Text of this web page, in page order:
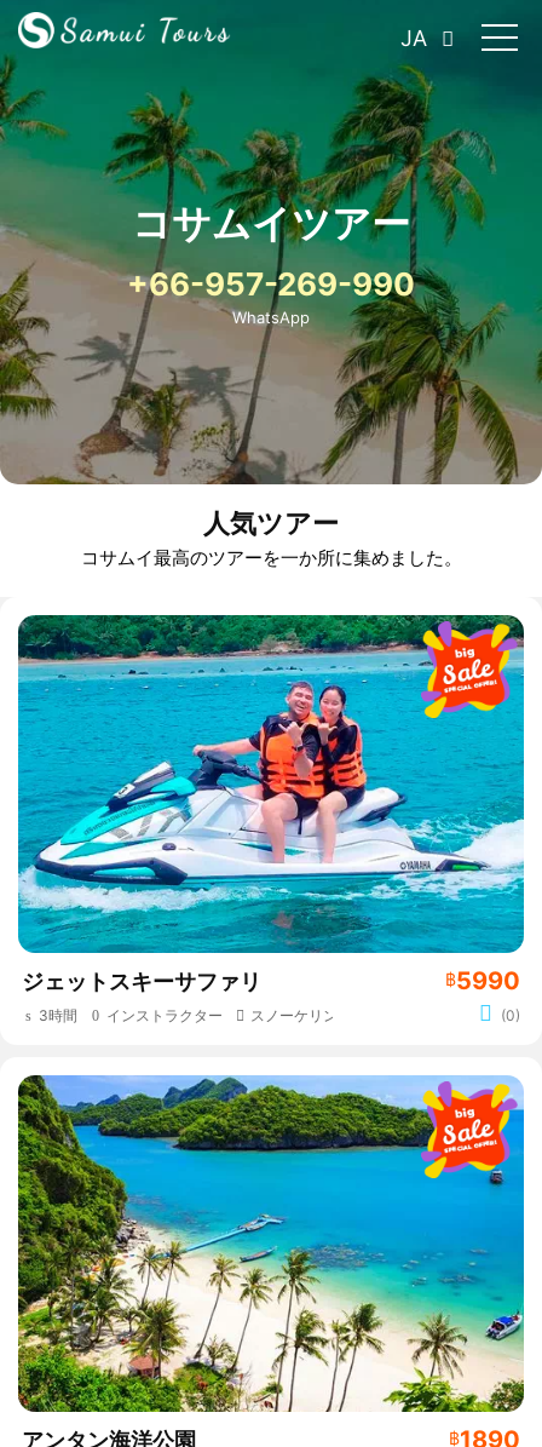
JA
コサムイツアー
+66-957-269-990
WhatsApp
人気ツアー
コサムイ最高のツアーを一か所に集めました。
ジェットスキーサファリ ฿5990
3時間 インストラクター スノーケリング (0)
アンタン海洋公園 ฿1890